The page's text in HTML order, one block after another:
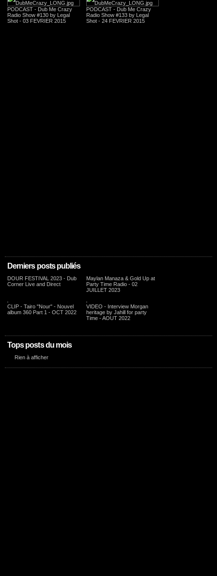
PODCAST - Dub Me Crazy
Radio Show #130 by Legal
Shot - 03 FEVRIER 2015
PODCAST - Dub Me Crazy
Radio Show #133 by Legal
Shot - 24 FEVRIER 2015
Derniers posts publiés
DOUR FESTIVAL 2023 - Dub
Corner Live and Direct
Maylan Manaza & Gold Up at
Party Time Radio - 02
JUILLET 2023
CLIP - Tairo "Nour" - Nouvel
album 360 Part 1 - OCT 2022
VIDEO - Interview Morgan
heritage by Jahill for party
Time - AOUT 2022
Tops posts du mois
Rien à afficher